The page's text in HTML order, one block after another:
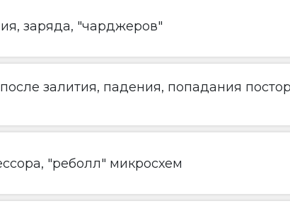
заряда, "чарджеров"
залития, падения, попадания
"реболл" микросхем